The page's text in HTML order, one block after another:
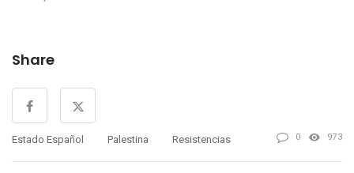
Share
Estado Español Palestina Resistencias 0 973